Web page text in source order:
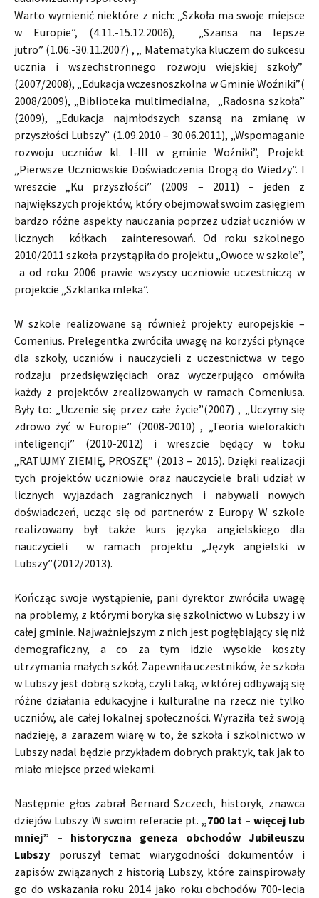
Warto wymienić niektóre z nich: „Szkoła ma swoje miejsce
w Europie”, (4.11.-15.12.2006), „Szansa na lepsze
jutro” (1.06.-30.11.2007) , „ Matematyka kluczem do sukcesu
ucznia i wszechstronnego rozwoju wiejskiej szkoły”
(2007/2008), „Edukacja wczesnoszkolna w Gminie Woźniki”(
2008/2009), „Biblioteka multimedialna, „Radosna szkoła”
(2009), „Edukacja najmłodszych szansą na zmianę w
przyszłości Lubszy” (1.09.2010 – 30.06.2011), „Wspomaganie
rozwoju uczniów kl. I-III w gminie Woźniki”, Projekt
„Pierwsze Uczniowskie Doświadczenia Drogą do Wiedzy”. I
wreszcie „Ku przyszłości” (2009 – 2011) – jeden z
największych projektów, który obejmował swoim zasięgiem
bardzo różne aspekty nauczania poprzez udział uczniów w
licznych kółkach zainteresowań. Od roku szkolnego
2010/2011 szkoła przystąpiła do projektu „Owoce w szkole”,
a od roku 2006 prawie wszyscy uczniowie uczestniczą w
projekcie „Szklanka mleka”.
W szkole realizowane są również projekty europejskie –
Comenius. Prelegentka zwróciła uwagę na korzyści płynące
dla szkoły, uczniów i nauczycieli z uczestnictwa w tego
rodzaju przedsięwzięciach oraz wyczerpująco omówiła
każdy z projektów zrealizowanych w ramach Comeniusa.
Były to: „Uczenie się przez całe życie”(2007) , „Uczymy się
zdrowo żyć w Europie” (2008-2010) , „Teoria wielorakich
inteligencji” (2010-2012) i wreszcie będący w toku
„RATUJMY ZIEMIĘ, PROSZĘ” (2013 – 2015). Dzięki realizacji
tych projektów uczniowie oraz nauczyciele brali udział w
licznych wyjazdach zagranicznych i nabywali nowych
doświadczeń, ucząc się od partnerów z Europy. W szkole
realizowany był także kurs języka angielskiego dla
nauczycieli w ramach projektu „Język angielski w
Lubszy”(2012/2013).
Kończąc swoje wystąpienie, pani dyrektor zwróciła uwagę
na problemy, z którymi boryka się szkolnictwo w Lubszy i w
całej gminie. Najważniejszym z nich jest pogłębiający się niż
demograficzny, a co za tym idzie wysokie koszty
utrzymania małych szkół. Zapewniła uczestników, że szkoła
w Lubszy jest dobrą szkołą, czyli taką, w której odbywają się
różne działania edukacyjne i kulturalne na rzecz nie tylko
uczniów, ale całej lokalnej społeczności. Wyraziła też swoją
nadzieję, a zarazem wiarę w to, że szkoła i szkolnictwo w
Lubszy nadal będzie przykładem dobrych praktyk, tak jak to
miało miejsce przed wiekami.
Następnie głos zabrał Bernard Szczech, historyk, znawca
dziejów Lubszy. W swoim referacie pt. „700 lat – więcej lub
mniej” – historyczna geneza obchodów Jubileuszu
Lubszy poruszył temat wiarygodności dokumentów i
zapisów związanych z historią Lubszy, które zainspirowały
go do wskazania roku 2014 jako roku obchodów 700-lecia